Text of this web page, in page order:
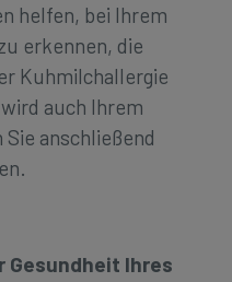
helfen, bei Ihrem
erkennen, die
Kuhmilchallergie
auch Ihrem
anschließend
Gesundheit Ihres